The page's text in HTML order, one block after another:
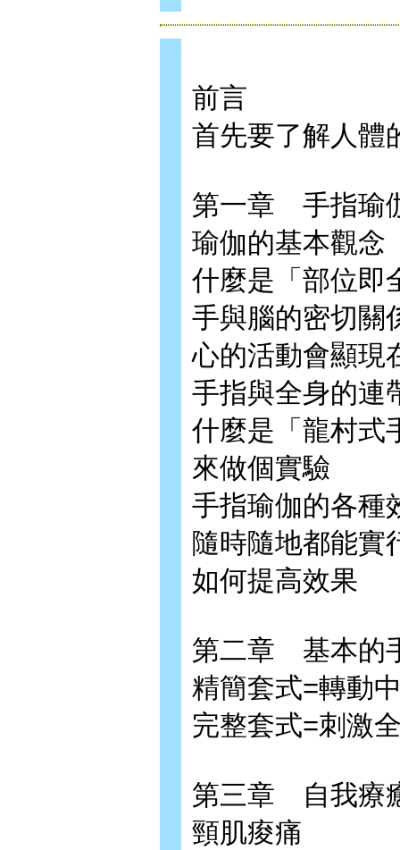
前言
首先要了解人體
第一章 手指瑜
瑜伽的基本觀念
什麼是「部位即
手與腦的密切關
心的活動會顯現
手指與全身的連
什麼是「龍村式
來做個實驗
手指瑜伽的各種
隨時隨地都能實
如何提高效果
第二章 基本的
精簡套式=轉動
完整套式=刺激
第三章 自我療
頸肌痠痛